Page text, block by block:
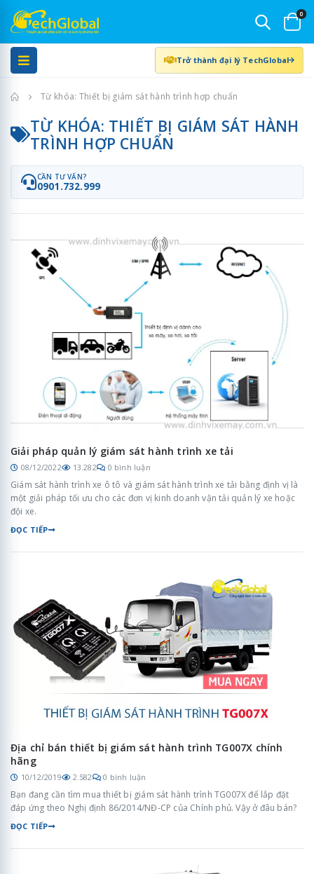
0
Trở thành đại lý TechGlobal
Trang chủTừ khóa: Thiết bị giám sát hành trình hợp chuẩn
TỪ KHÓA: THIẾT BỊ GIÁM SÁT HÀNH
TRÌNH HỢP CHUẨN
CẦN TƯ VẤN?
0901.732.999
Giải pháp quản lý giám sát hành trình xe tải
08/12/2022 13.282 0 bình luận
Giám sát hành trình xe ô tô và giám sát hành trình xe tải bằng định vị là
một giải pháp tối ưu cho các đơn vị kinh doanh vận tải quản lý xe hoặc
đội xe.
ĐỌC TIẾP
Địa chỉ bán thiết bị giám sát hành trình TG007X chính
hãng
10/12/2019 2.582 0 bình luận
Bạn đang cần tìm mua thiết bị giám sát hành trình TG007X để lắp đặt
đáp ứng theo Nghị định 86/2014/NĐ-CP của Chính phủ. Vậy ở đâu bán?
ĐỌC TIẾP